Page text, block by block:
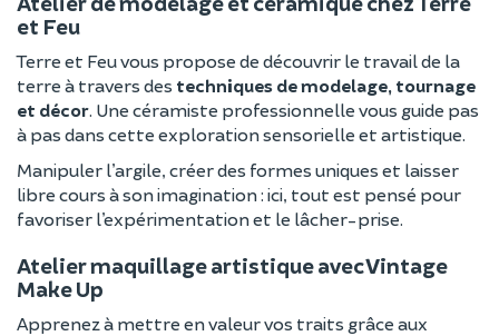
et Feu
Terre et Feu vous propose de découvrir le travail de la
terre à travers des techniques de modelage, tournage
et décor. Une céramiste professionnelle vous guide pas
à pas dans cette exploration sensorielle et artistique.
Manipuler l’argile, créer des formes uniques et laisser
libre cours à son imagination : ici, tout est pensé pour
favoriser l’expérimentation et le lâcher-prise.
Atelier maquillage artistique avec Vintage
Make Up
Apprenez à mettre en valeur vos traits grâce aux